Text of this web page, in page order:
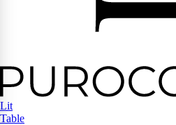
Lit
Table